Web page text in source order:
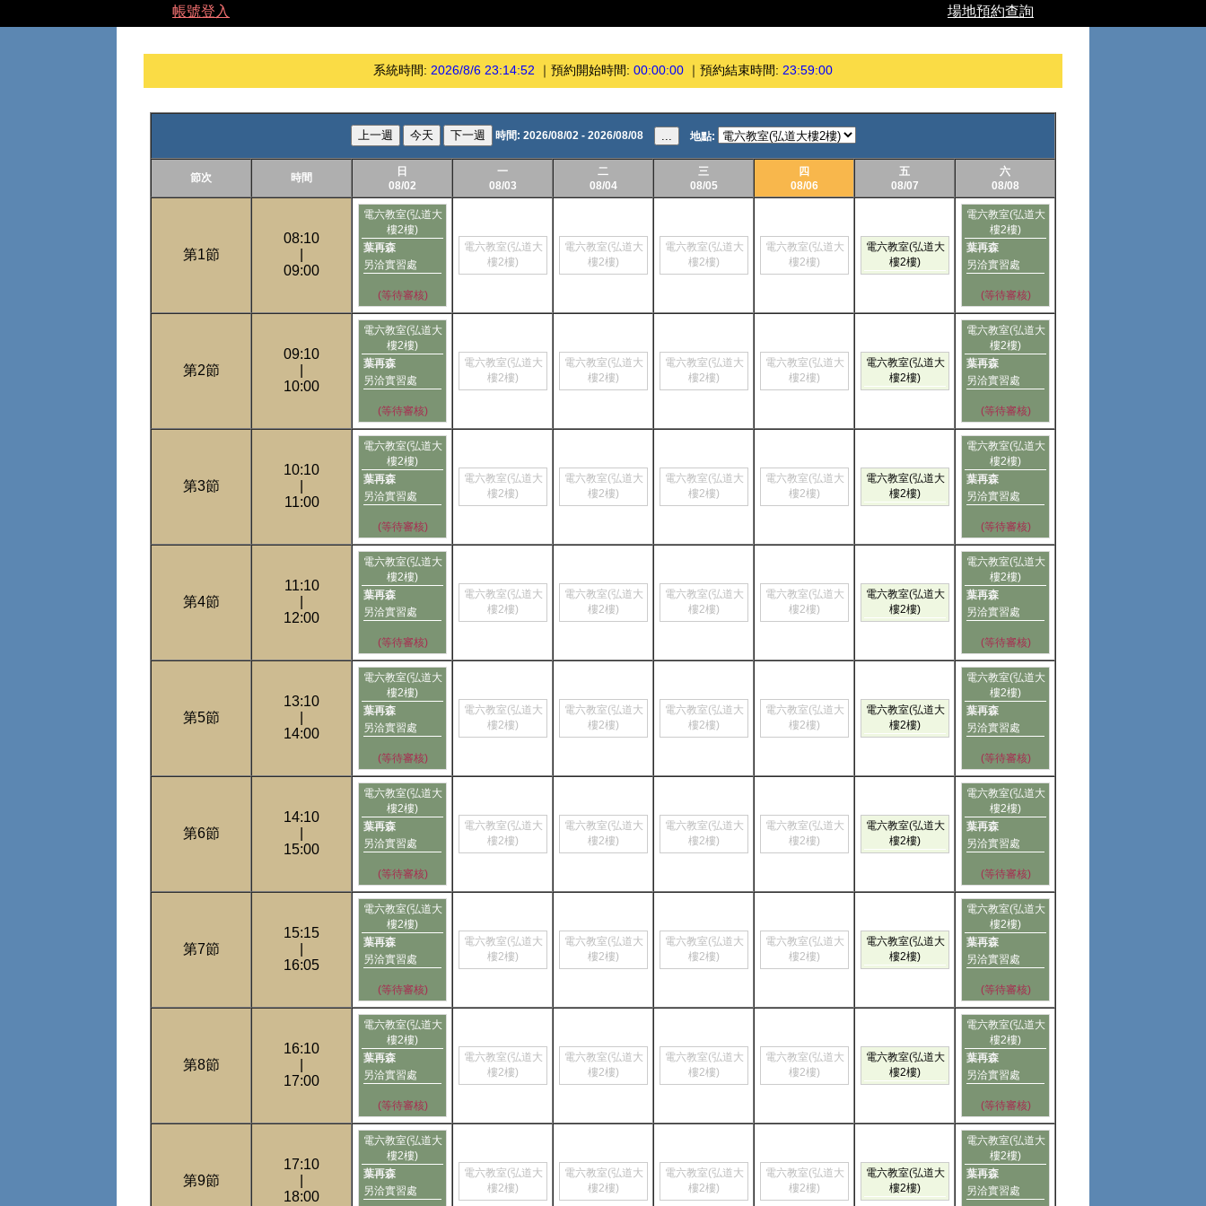
帳號登入 場地預約查詢
系統時間: 2026/8/6 23:14:52 ｜ 預約開始時間: 00:00:00 ｜ 預約結束時間: 23:59:00
上一週 今天 下一週 時間: 2026/08/02 - 2026/08/08 ... 地點:
節次 時間
日
08/02
一
08/03
二
08/04
三
08/05
四
08/06
五
08/07
六
08/08
第1節
08:10
09:00
電六教室(弘道大
樓2樓)
葉再森
另洽實習處
(等待審核)
電六教室(弘道大
樓2樓)
電六教室(弘道大
樓2樓)
電六教室(弘道大
樓2樓)
電六教室(弘道大
樓2樓)
電六教室(弘道大
樓2樓)
電六教室(弘道大
樓2樓)
葉再森
另洽實習處
(等待審核)
第2節
09:10
10:00
電六教室(弘道大
樓2樓)
葉再森
另洽實習處
(等待審核)
電六教室(弘道大
樓2樓)
電六教室(弘道大
樓2樓)
電六教室(弘道大
樓2樓)
電六教室(弘道大
樓2樓)
電六教室(弘道大
樓2樓)
電六教室(弘道大
樓2樓)
葉再森
另洽實習處
(等待審核)
第3節
10:10
11:00
電六教室(弘道大
樓2樓)
葉再森
另洽實習處
(等待審核)
電六教室(弘道大
樓2樓)
電六教室(弘道大
樓2樓)
電六教室(弘道大
樓2樓)
電六教室(弘道大
樓2樓)
電六教室(弘道大
樓2樓)
電六教室(弘道大
樓2樓)
葉再森
另洽實習處
(等待審核)
第4節
11:10
12:00
電六教室(弘道大
樓2樓)
葉再森
另洽實習處
(等待審核)
電六教室(弘道大
樓2樓)
電六教室(弘道大
樓2樓)
電六教室(弘道大
樓2樓)
電六教室(弘道大
樓2樓)
電六教室(弘道大
樓2樓)
電六教室(弘道大
樓2樓)
葉再森
另洽實習處
(等待審核)
第5節
13:10
14:00
電六教室(弘道大
樓2樓)
葉再森
另洽實習處
(等待審核)
電六教室(弘道大
樓2樓)
電六教室(弘道大
樓2樓)
電六教室(弘道大
樓2樓)
電六教室(弘道大
樓2樓)
電六教室(弘道大
樓2樓)
電六教室(弘道大
樓2樓)
葉再森
另洽實習處
(等待審核)
第6節
14:10
15:00
電六教室(弘道大
樓2樓)
葉再森
另洽實習處
(等待審核)
電六教室(弘道大
樓2樓)
電六教室(弘道大
樓2樓)
電六教室(弘道大
樓2樓)
電六教室(弘道大
樓2樓)
電六教室(弘道大
樓2樓)
電六教室(弘道大
樓2樓)
葉再森
另洽實習處
(等待審核)
第7節
15:15
16:05
電六教室(弘道大
樓2樓)
葉再森
另洽實習處
(等待審核)
電六教室(弘道大
樓2樓)
電六教室(弘道大
樓2樓)
電六教室(弘道大
樓2樓)
電六教室(弘道大
樓2樓)
電六教室(弘道大
樓2樓)
電六教室(弘道大
樓2樓)
葉再森
另洽實習處
(等待審核)
第8節
16:10
17:00
電六教室(弘道大
樓2樓)
葉再森
另洽實習處
(等待審核)
電六教室(弘道大
樓2樓)
電六教室(弘道大
樓2樓)
電六教室(弘道大
樓2樓)
電六教室(弘道大
樓2樓)
電六教室(弘道大
樓2樓)
電六教室(弘道大
樓2樓)
葉再森
另洽實習處
(等待審核)
第9節
17:10
18:00
電六教室(弘道大
樓2樓)
葉再森
另洽實習處
電六教室(弘道大
樓2樓)
電六教室(弘道大
樓2樓)
電六教室(弘道大
樓2樓)
電六教室(弘道大
樓2樓)
電六教室(弘道大
樓2樓)
電六教室(弘道大
樓2樓)
葉再森
另洽實習處